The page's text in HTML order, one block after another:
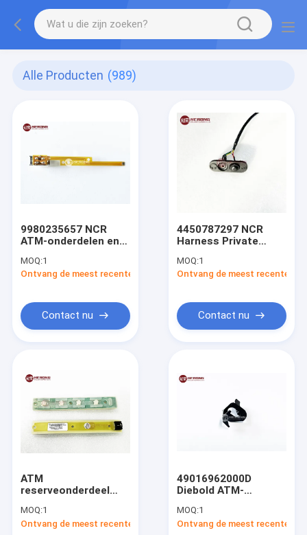
Alle Producten (989)
9980235657 NCR
ATM-onderdelen en
spoor 2 Magnetisch
hoofd
MOQ:1
Ontvang de meest recente Prijs
Contact nu
4450787297 NCR
Harness Private
MOQ:1
Ontvang de meest recente
Contact nu
ATM
reserveonderdeel
Function Key
49254749000A
MOQ:1
Ontvang de meest recente Prijs
49016962000D
Diebold ATM-
Opteva Fender
Stripper
MOQ:1
Ontvang de meest recente